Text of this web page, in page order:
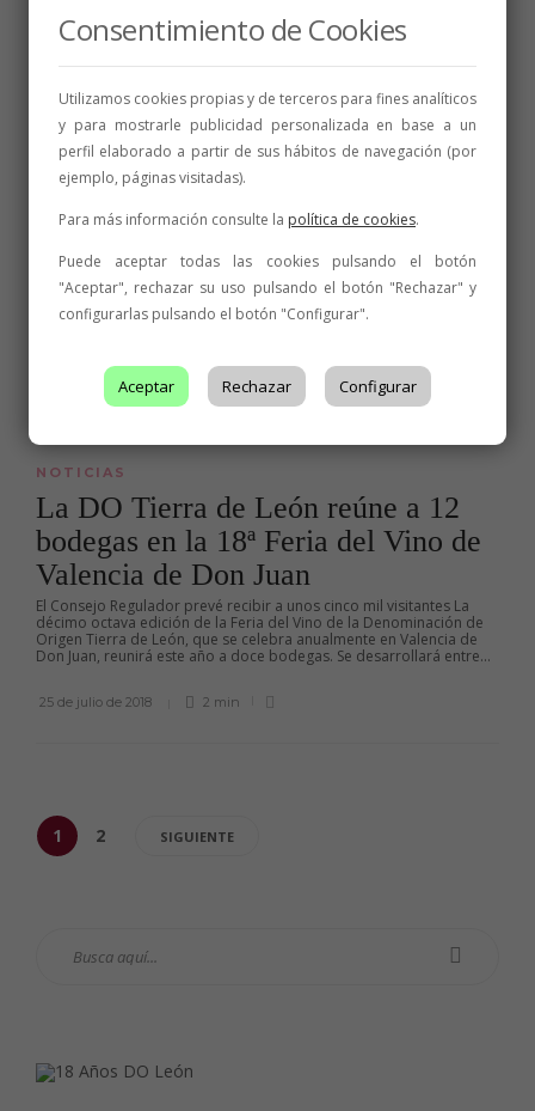
FERIAS Y CONVENCIONES,NOTICIAS
Presencia de León en la Feria
Internacional de Muestras de
Asturias
La DO Tierra de León ha estado presente este fin de semana en la
celebrada este año del 4 al 19 de agosto en el Recinto Ferial Luis
Adaro de Gijón, coincidiendo con la semana grande...
13 de agosto de 2018 1 min
NOTICIAS
La DO Tierra de León reúne a 12
bodegas en la 18ª Feria del Vino de
Valencia de Don Juan
El Consejo Regulador prevé recibir a unos cinco mil visitantes La
décimo octava edición de la Feria del Vino de la Denominación de
Origen Tierra de León, que se celebra anualmente en Valencia de
Don Juan, reunirá este año a doce bodegas. Se desarrollará entre...
25 de julio de 2018 2 min
1 2 SIGUIENTE
Consentimiento de Cookies
Utilizamos cookies propias y de terceros para fines analíticos
y para mostrarle publicidad personalizada en base a un
perfil elaborado a partir de sus hábitos de navegación (por
ejemplo, páginas visitadas).
Para más información consulte la política de cookies.
Puede aceptar todas las cookies pulsando el botón
"Aceptar", rechazar su uso pulsando el botón "Rechazar" y
configurarlas pulsando el botón "Configurar".
Aceptar Rechazar Configurar